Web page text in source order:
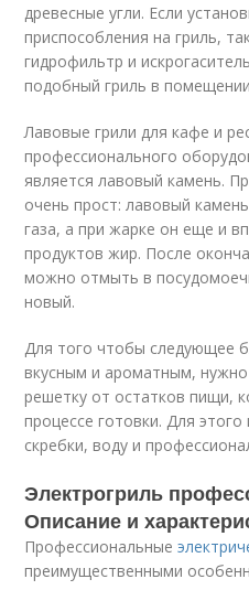
древесные угли. Если
приспособления на гриль,
гидрофильтр и
подобный гриль в
Лавовые грили для кафе и
профессионального
является лавовый камень.
очень прост: лавовый
газа, а при жарке он еще и
продуктов жир. После
можно отмыть в
новый.
Для того чтобы следующее
вкусным и ароматным,
решетку от остатков пищи,
процессе готовки. Для
скребки, воду и
Электрогриль
Описание и
Профессиональные
преимущественными